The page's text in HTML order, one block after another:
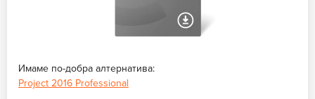
Имаме по-добра алтернатива:
Project 2016 Professional